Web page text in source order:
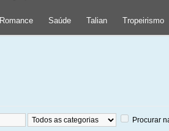
Romance Saúde Talian Tropeirismo
Procurar